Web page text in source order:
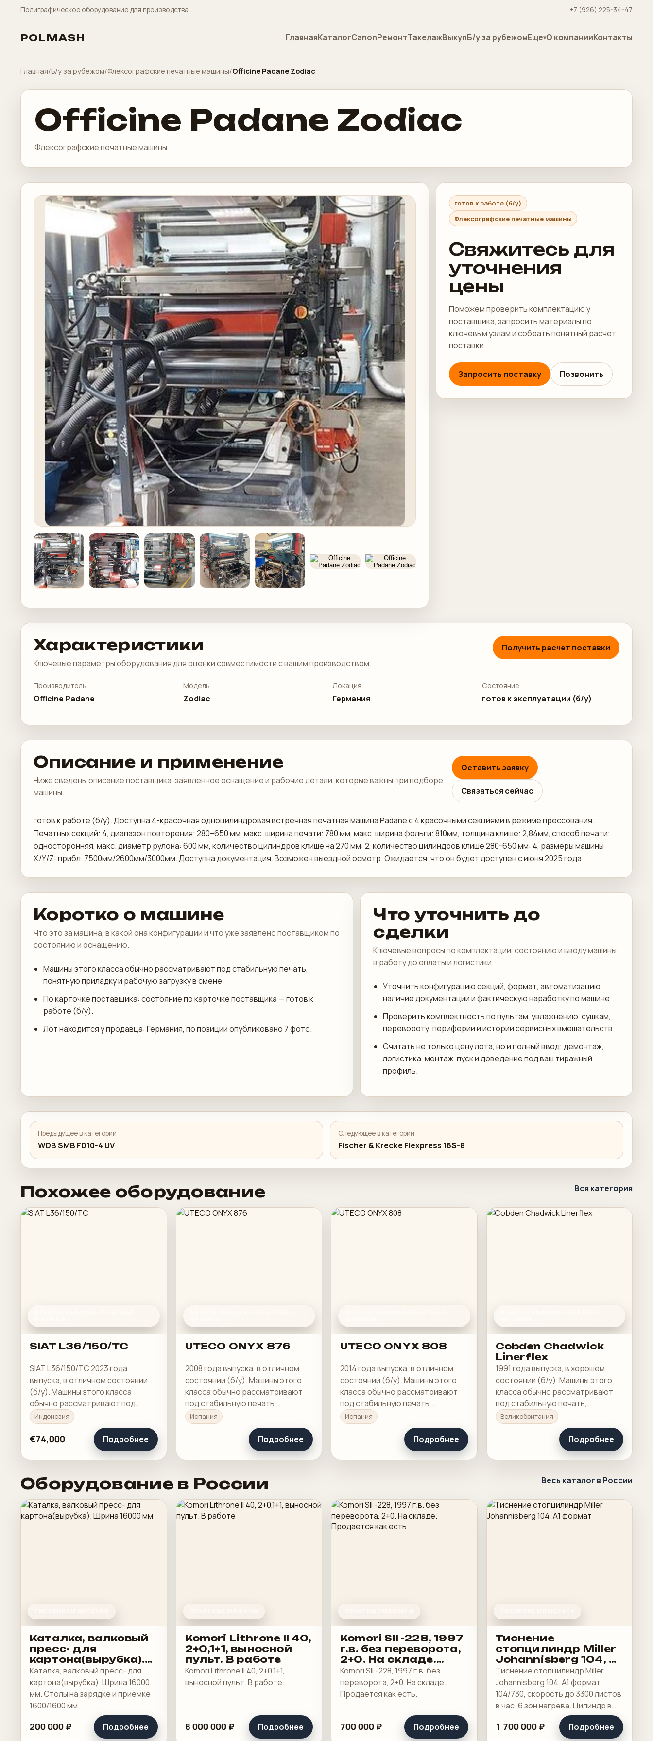
Полиграфическое оборудование для производства +7 (926) 225-34-47
POLMASH ГлавнаяКаталогCanonРемонтТакелажВыкупБ/у за рубежомЕще О компанииКонтакты
Главная/Б/у за рубежом/Флексографские печатные машины/Officine Padane Zodiac
Officine Padane Zodiac
Флексографские печатные машины
готов к работе (б/у)
Флексографские печатные машины
Свяжитесь для
уточнения
цены
Поможем проверить комплектацию у
поставщика, запросить материалы по
ключевым узлам и собрать понятный расчет
поставки.
Запросить поставку Позвонить
Характеристики
Ключевые параметры оборудования для оценки совместимости с вашим производством.
Получить расчет поставки
Производитель
Officine Padane
Модель
Zodiac
Локация
Германия
Состояние
готов к эксплуатации (б/у)
Описание и применение
Ниже сведены описание поставщика, заявленное оснащение и рабочие детали, которые важны при подборе
машины.
Оставить заявку
Связаться сейчас
готов к работе (б/у). Доступна 4-красочная одноцилиндровая встречная печатная машина Padane с 4 красочными секциями в режиме прессования.
Печатных секций: 4, диапазон повторения: 280–650 мм, макс. ширина печати: 780 мм, макс. ширина фольги: 810мм, толщина клише: 2,84мм, способ печати:
односторонняя, макс. диаметр рулона: 600 мм, количество цилиндров клише на 270 мм: 2, количество цилиндров клише 280-650 мм: 4, размеры машины
X/Y/Z: прибл. 7500мм/2600мм/3000мм. Доступна документация. Возможен выездной осмотр. Ожидается, что он будет доступен с июня 2025 года.
Коротко о машине
Что это за машина, в какой она конфигурации и что уже заявлено поставщиком по
состоянию и оснащению.
Машины этого класса обычно рассматривают под стабильную печать,
понятную приладку и рабочую загрузку в смене.
По карточке поставщика: состояние по карточке поставщика — готов к
работе (б/у).
Лот находится у продавца: Германия, по позиции опубликовано 7 фото.
Что уточнить до
сделки
Ключевые вопросы по комплектации, состоянию и вводу машины
в работу до оплаты и логистики.
Уточнить конфигурацию секций, формат, автоматизацию,
наличие документации и фактическую наработку по машине.
Проверить комплектность по пультам, увлажнению, сушкам,
перевороту, периферии и истории сервисных вмешательств.
Считать не только цену лота, но и полный ввод: демонтаж,
логистика, монтаж, пуск и доведение под ваш тиражный
профиль.
Предыдущее в категории
WDB SMB FD10-4 UV
Следующее в категории
Fischer & Krecke Flexpress 16S-8
Похожее оборудование Вся категория
SIAT L36/150/TC
SIAT L36/150/TC 2023 года
выпуска, в отличном состоянии
(б/у). Машины этого класса
обычно рассматривают под
стабильную печать, понятную
приладку и рабочую загрузку в
смене.
Индонезия
€74,000 Подробнее
UTECO ONYX 876
2008 года выпуска, в отличном
состоянии (б/у). Машины этого
класса обычно рассматривают
под стабильную печать,
понятную приладку и рабочую
загрузку в смене.
Испания
Подробнее
UTECO ONYX 808
2014 года выпуска, в отличном
состоянии (б/у). Машины этого
класса обычно рассматривают
под стабильную печать,
понятную приладку и рабочую
загрузку в смене.
Испания
Подробнее
Cobden Chadwick
Linerflex
1991 года выпуска, в хорошем
состоянии (б/у). Машины этого
класса обычно рассматривают
под стабильную печать,
понятную приладку и рабочую
загрузку в смене.
Великобритания
Подробнее
Оборудование в России Весь каталог в России
Каталка, валковый
пресс- для
картона(вырубка).
Шрина 16000 мм
Каталка, валковый пресс- для
картона(вырубка). Шрина 16000
мм. Столы на зарядке и приемке
1600/1600 мм.
200 000 ₽ Подробнее
Komori Lithrone II 40,
2+0,1+1, выносной
пульт. В работе
Komori Lithrone II 40, 2+0,1+1,
выносной пульт. В работе.
8 000 000 ₽ Подробнее
Komori SII -228, 1997
г.в. без переворота,
2+0. На складе.
Продается как есть
Komori SII -228, 1997 г.в. без
переворота, 2+0. На складе.
Продается как есть.
700 000 ₽ Подробнее
Тиснение
стопцилиндр Miller
Johannisberg 104, А1
формат
Тиснение стопцилиндр Miller
Johannisberg 104, А1 формат,
104/730, скорость до 3300 листов
в час. 6 зон нагрева. Цилиндр в
отличном состоянии.
1 700 000 ₽ Подробнее